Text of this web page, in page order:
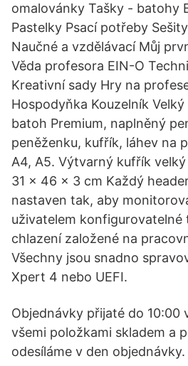
omalovánky Tašky - batohy
Pastelky Psací potřeby
Naučné a vzdělávací Můj
Věda profesora EIN-O
Kreativní sady Hry na
Hospodyňka Kouzelník
batoh Premium, naplněný
peněženku, kufřík, láhev na
A4, A5. Výtvarný kufřík
31 x 46 x 3 cm Každý
nastaven tak, aby
uživatelem konfigurovatelné
chlazení založené na
Všechny jsou snadno
Xpert 4 nebo UEFI.
Objednávky přijaté do 10:00
všemi položkami skladem a
odesíláme v den objednávky.